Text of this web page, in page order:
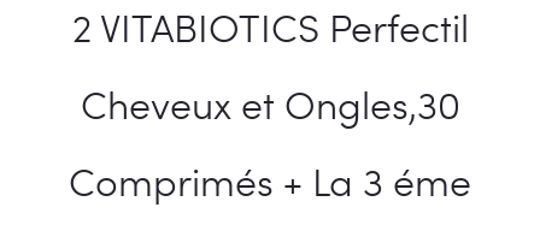
2 VITABIOTICS Perfectil
Cheveux et Ongles,30
Comprimés + La 3 éme